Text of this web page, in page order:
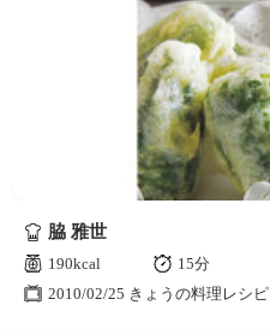
脇 雅世
190kcal
15分
2010/02/25 きょうの料理レシピ